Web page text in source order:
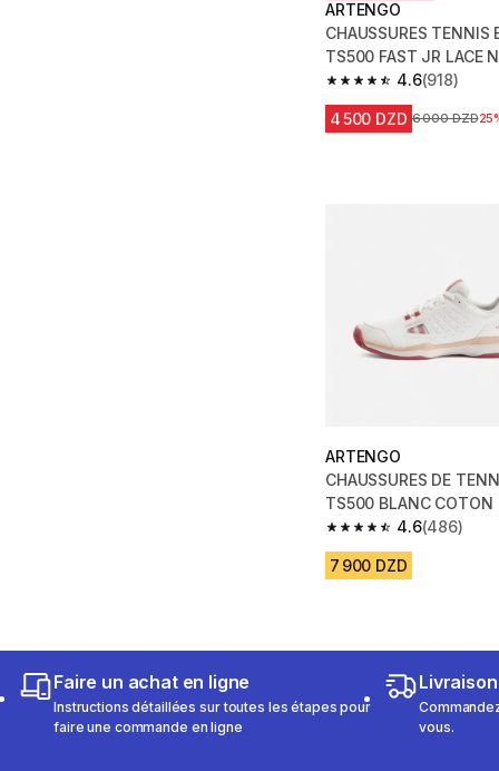
ARTENGO
CHAUSSURES TENNIS
TS500 FAST JR LACE
4.6
4.6 out of 5 stars from
(918)
4 500 DZD Prix avant la
6 000 DZD
ARTENGO
CHAUSSURES DE TENNIS
TS500 BLANC COTON
4.6
4.6 out of 5 stars from
(486)
7 900 DZD
Faire un achat en ligne
Instructions détaillées sur toutes les étapes pour
faire une commande en ligne
vous.